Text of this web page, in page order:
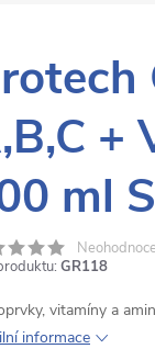
+
ml
GR118
vitamíny a
informace